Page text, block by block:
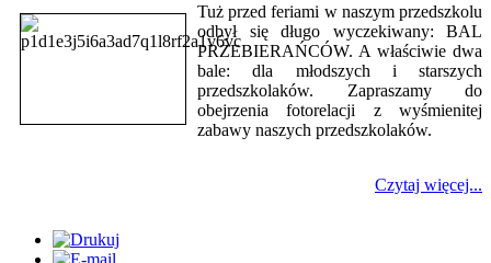
Tuż przed feriami w naszym przedszkolu
odbył się długo wyczekiwany: BAL
PRZEBIERAŃCÓW. A właściwie dwa
bale: dla młodszych i starszych
przedszkolaków. Zapraszamy do
obejrzenia fotorelacji z wyśmienitej
zabawy naszych przedszkolaków.
Czytaj więcej...